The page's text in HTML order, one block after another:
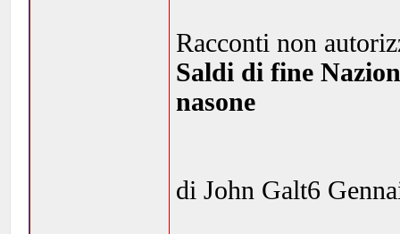
Racconti non
Saldi di fine
nasone
di John Galt6